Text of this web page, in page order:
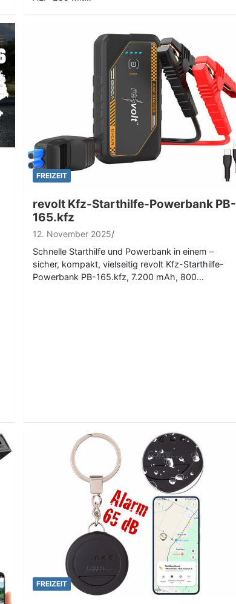
FREIZEIT
revolt Kfz-Starthilfe-Powerbank PB-
165.kfz
12. November 2025
Schnelle Starthilfe und Powerbank in einem –
sicher, kompakt, vielseitig revolt Kfz-Starthilfe-
Powerbank PB-165.kfz, 7.200 mAh, 800…
FREIZEIT